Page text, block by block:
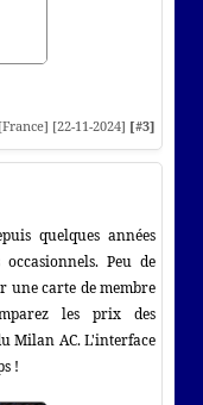
[22-11-2024] [#3]
quelques années
Peu de
une carte de membre
les prix des
Milan AC. L'interface
!